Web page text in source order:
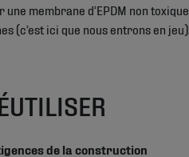
membrane d’EPDM non toxique
(c’est ici que nous entrons en jeu).
de la construction